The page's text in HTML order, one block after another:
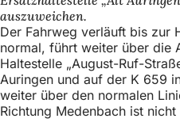
e
n
s
i
auszuweichen.
Der Fahrweg verläuft bis zur
normal, führt weiter über die
Haltestelle „August-Ruf-
Auringen und auf der K 659
weiter über den normalen
Richtung Medenbach ist